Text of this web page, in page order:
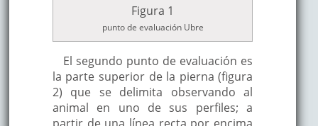
Figura 1
punto de evaluación Ubre
El segundo punto de evaluación es
la parte superior de la pierna (figura
2) que se delimita observando al
animal en uno de sus perfiles; a